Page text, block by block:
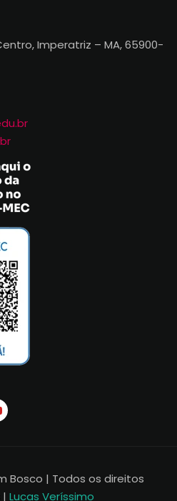
Imperatriz – MA, 65900-
Bosco | Todos os direitos
Lucas Veríssimo